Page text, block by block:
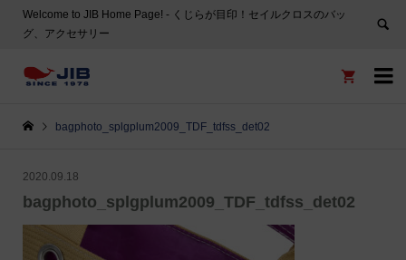
Welcome to JIB Home Page! ‐ くじらが目印！セイルクロスのバッ
グ、アクセサリー


bagphoto_splgplum2009_TDF_tdfss_det02
2020.09.18
bagphoto_splgplum2009_TDF_tdfss_det02